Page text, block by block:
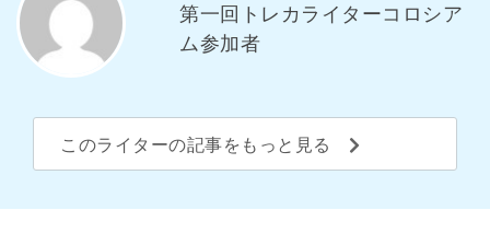
第一回トレカライターコロシア
ム参加者
このライターの記事をもっと見る